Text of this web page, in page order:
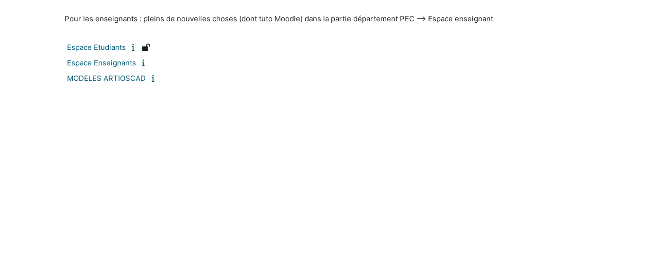
Pour les enseignants : pleins de nouvelles choses (dont tuto Moodle) dans la partie département PEC --> Espace enseignant
Espace Etudiants
Espace Enseignants
MODELES ARTIOSCAD